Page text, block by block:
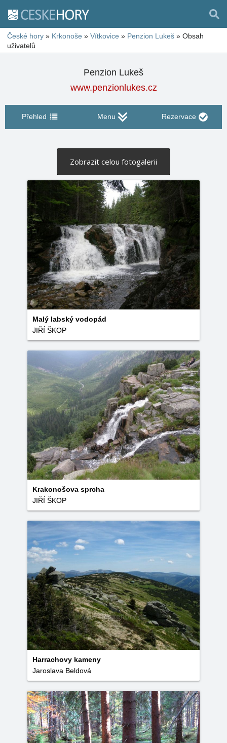
České hory » Krkonoše » Vítkovice » Penzion Lukeš » Obsah
uživatelů
Penzion Lukeš
www.penzionlukes.cz
Přehled Menu Rezervace
Zobrazit celou fotogalerii
Malý labský vodopád
JIŘÍ ŠKOP
Krakonošova sprcha
JIŘÍ ŠKOP
Harrachovy kameny
Jaroslava Beldová